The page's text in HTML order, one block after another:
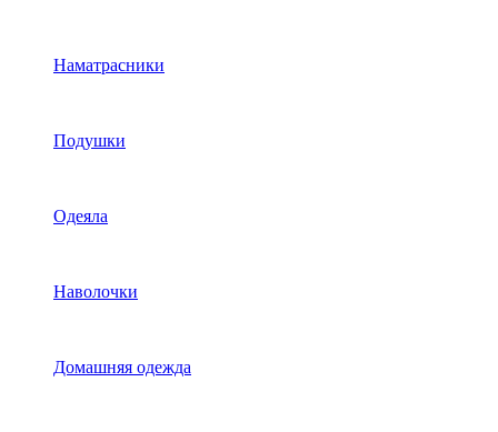
Наматрасники
Подушки
Одеяла
Наволочки
Домашняя одежда